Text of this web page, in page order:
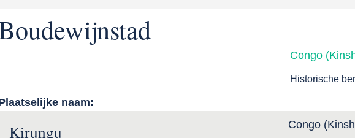
Congo
Historische
naam:
Kirungu Congo